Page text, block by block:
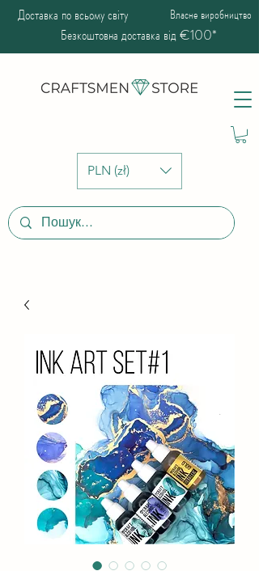
PLN (zł)
Доставка по всьому світу Власне виробництво
Безкоштовна доставка від €100*